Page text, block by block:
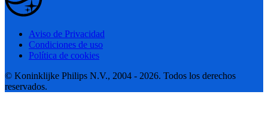
Aviso de Privacidad
Condiciones de uso
Política de cookies
© Koninklijke Philips N.V., 2004 - 2026. Todos los derechos
reservados.